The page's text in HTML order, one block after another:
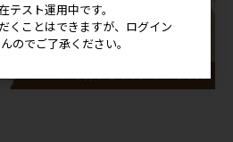
テスト運用中です。
くことはできますが、ログイン
のでご了承ください。